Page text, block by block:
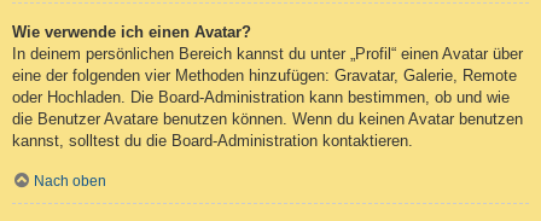
Wie verwende ich einen Avatar?
In deinem persönlichen Bereich kannst du unter „Profil“ einen Avatar über
eine der folgenden vier Methoden hinzufügen: Gravatar, Galerie, Remote
oder Hochladen. Die Board-Administration kann bestimmen, ob und wie
die Benutzer Avatare benutzen können. Wenn du keinen Avatar benutzen
kannst, solltest du die Board-Administration kontaktieren.
Nach oben